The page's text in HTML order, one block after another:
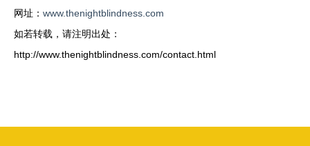
网址： www.thenightblindness.com
如若转载，请注明出处：
http://www.thenightblindness.com/contact.html